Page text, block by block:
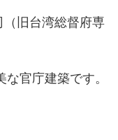
旧台湾総督府専
官庁建築です。